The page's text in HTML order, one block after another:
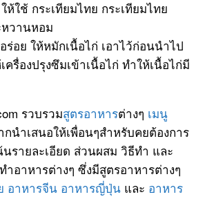
ห้ใช้ กระเทียมไทย กระเทียมไทย
วานหอม
ร่อย ให้หมักเนื้อไก่ เอาไว้ก่อนนำไป
ครื่องปรุงซึมเข้าเนื้อไก่ ทำให้เนื้อไก่มี
รวบรวมสูตรอาหารต่างๆ เมนู
กนำเสนอให้เพื่อนๆสำหรับคยต้องการ
รายละเอียด ส่วนผสม วิธีทำ และ
ำอาหารต่างๆ ซึ่งมีสูตรอาหารต่างๆ
อาหารจีน อาหารญี่ปุ่นและ อาหาร